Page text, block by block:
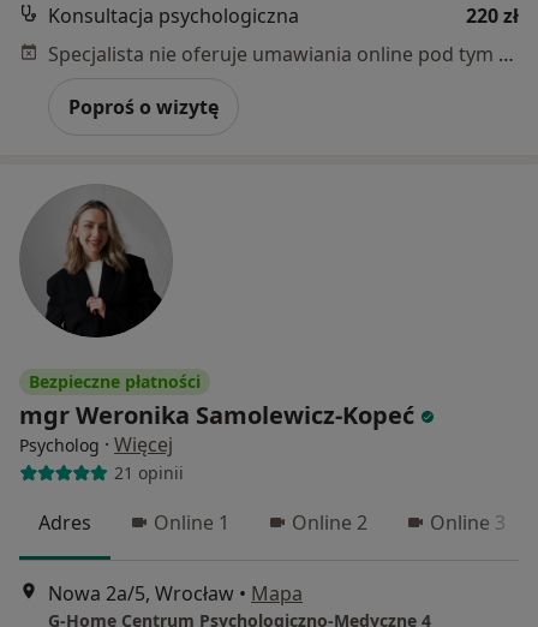
Konsultacja psychologiczna
220 zł
Specjalista nie oferuje umawiania online pod tym adresem.
Poproś o wizytę
Bezpieczne płatności
mgr Weronika Samolewicz-Kopeć
Psycholog · Więcej
21 opinii
Adres Online 1 Online 2 Online 3
Nowa 2a/5, Wrocław • Mapa
G-Home Centrum Psychologiczno-Medyczne 4